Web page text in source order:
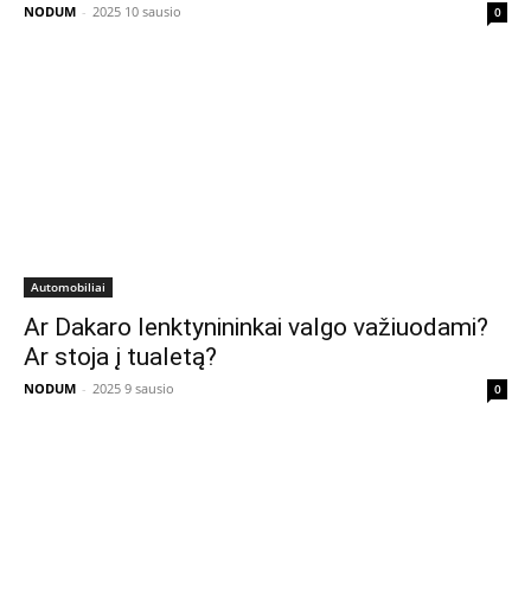
NODUM - 2025 10 sausio 0
Automobiliai
Ar Dakaro lenktynininkai valgo važiuodami?
Ar stoja į tualetą?
NODUM - 2025 9 sausio 0